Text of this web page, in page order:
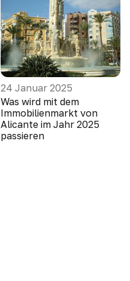
24 Januar 2025
Was wird mit dem
Immobilienmarkt von
Alicante im Jahr 2025
passieren